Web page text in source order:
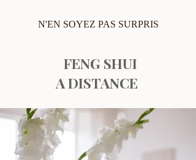
N'EN SOYEZ PAS SURPRIS
FENG SHUI
A DISTANCE